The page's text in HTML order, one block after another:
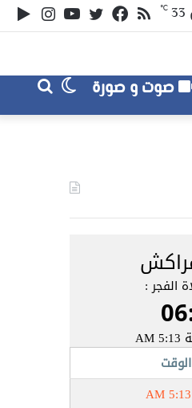
يوتيوبتويتر
فيسبوكملخص
الموقع
33
℃
صوت و صورة
بحث
عن
الوضع
المظلم